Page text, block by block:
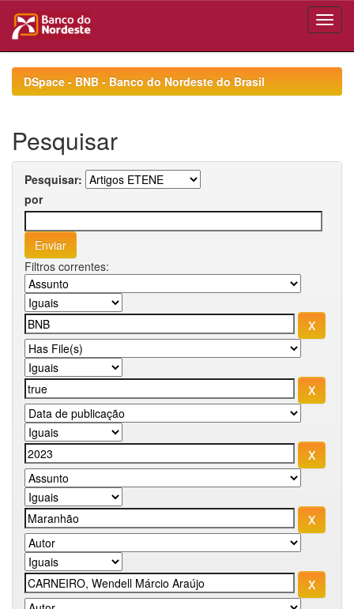
navigationDSpace - BNB - Banco do Nordeste do Brasil
Pesquisar
Pesquisar:
por
Filtros correntes: